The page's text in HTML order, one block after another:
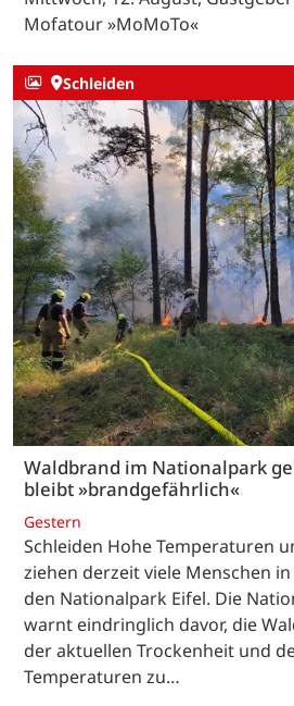
Mofatour »MoMoTo«
Schleiden
Waldbrand im Nationalpark
bleibt »brandgefährlich«
Gestern
Schleiden Hohe Temperaturen
ziehen derzeit viele Menschen
den Nationalpark Eifel. Die
warnt eindringlich davor, die
der aktuellen Trockenheit und
Temperaturen zu…